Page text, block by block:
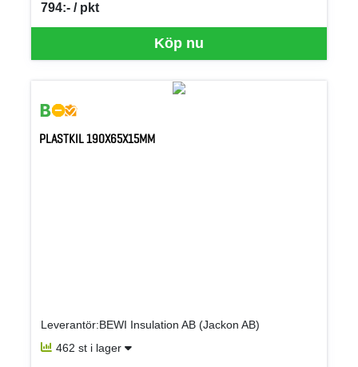
Köp nu
794:- / pkt
SEK per PKT
PLASTKIL 190X65X15MM
Leverantör:BEWI Insulation AB (Jackon AB)
462 st i lager